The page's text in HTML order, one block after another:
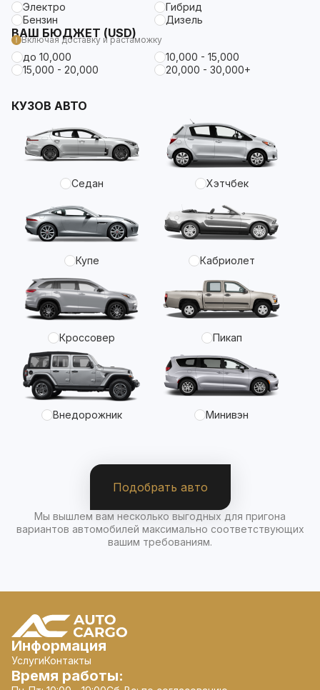
Электро
Гибрид
Бензин
Дизель
ВАШ БЮДЖЕТ (USD)
Включая доставку и растаможку
до 10,000
10,000 - 15,000
15,000 - 20,000
20,000 - 30,000+
КУЗОВ АВТО
Седан Хэтчбек
Купе Кабриолет
Кроссовер Пикап
Внедорожник Минивэн
Подобрать авто
Мы вышлем вам несколько выгодных для пригона
вариантов автомобилей максимально соответствующих
вашим требованиям.
Информация
УслугиКонтакты
Время работы: